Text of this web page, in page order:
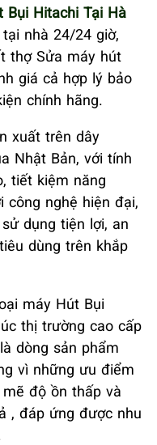
Bụi Hitachi Tại Hà
nhà 24/24 giờ,
thợ Sửa máy hút
giá cả hợp lý bảo
chính hãng.
xuất trên dây
Nhật Bản, với tính
tiết kiệm năng
công nghệ hiện đại,
dụng tiện lợi, an
dùng trên khắp
máy Hút Bụi
thị trường cao cấp
dòng sản phẩm
vì những ưu điểm
độ ồn thấp và
, đáp ứng được nhu